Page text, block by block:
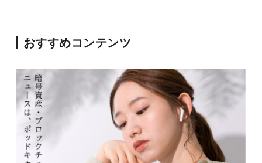
おすすめコンテンツ